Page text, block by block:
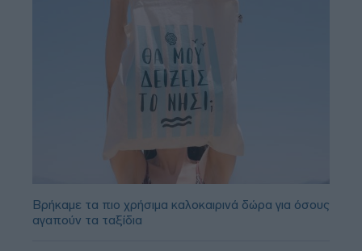
Βρήκαμε τα πιο χρήσιμα καλοκαιρινά δώρα για όσους
αγαπούν τα ταξίδια